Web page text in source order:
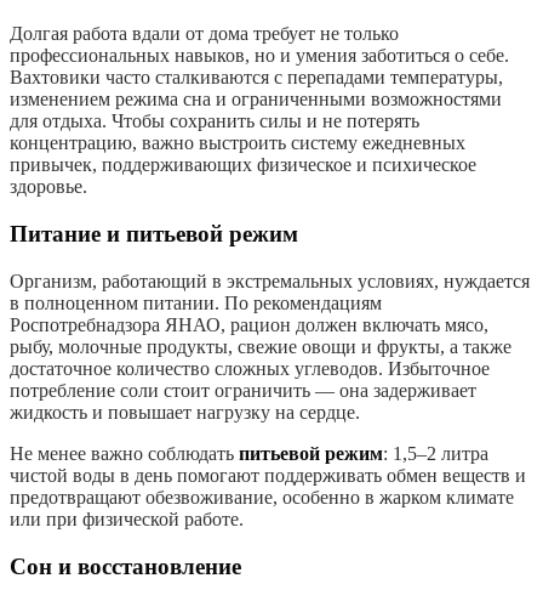
Долгая работа вдали от дома требует не только
профессиональных навыков, но и умения заботиться о себе.
Вахтовики часто сталкиваются с перепадами температуры,
изменением режима сна и ограниченными возможностями
для отдыха. Чтобы сохранить силы и не потерять
концентрацию, важно выстроить систему ежедневных
привычек, поддерживающих физическое и психическое
здоровье.
Питание и питьевой режим
Организм, работающий в экстремальных условиях, нуждается
в полноценном питании. По рекомендациям
Роспотребнадзора ЯНАО, рацион должен включать мясо,
рыбу, молочные продукты, свежие овощи и фрукты, а также
достаточное количество сложных углеводов. Избыточное
потребление соли стоит ограничить — она задерживает
жидкость и повышает нагрузку на сердце.
Не менее важно соблюдать питьевой режим: 1,5–2 литра
чистой воды в день помогают поддерживать обмен веществ и
предотвращают обезвоживание, особенно в жарком климате
или при физической работе.
Сон и восстановление